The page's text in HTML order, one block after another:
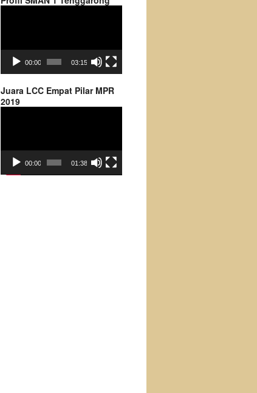
00:00 03:15
Juara LCC Empat Pilar MPR
2019
00:00 01:38